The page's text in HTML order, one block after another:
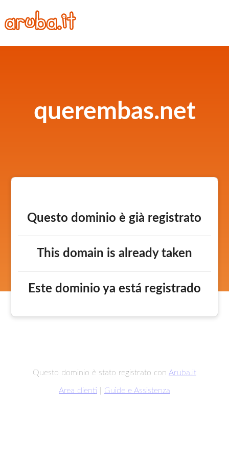
querembas.net
Questo dominio è già registrato
This domain is already taken
Este dominio ya está registrado
Questo dominio è stato registrato con Aruba.it
Area clienti Guide e Assistenza